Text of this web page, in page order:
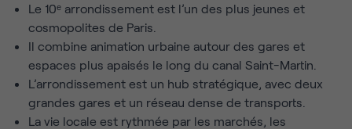
Le 10ᵉ arrondissement est l’un des plus jeunes et
cosmopolites de Paris.
Il combine animation urbaine autour des gares et
espaces plus apaisés le long du canal Saint-Martin.
L’arrondissement est un hub stratégique, avec deux
grandes gares et un réseau dense de transports.
La vie locale est rythmée par les marchés, les